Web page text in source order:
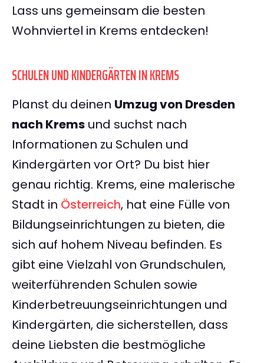
Lass uns gemeinsam die besten
Wohnviertel in Krems entdecken!
SCHULEN UND KINDERGÄRTEN IN KREMS
Planst du deinen Umzug von Dresden
nach Krems und suchst nach
Informationen zu Schulen und
Kindergärten vor Ort? Du bist hier
genau richtig. Krems, eine malerische
Stadt in Österreich, hat eine Fülle von
Bildungseinrichtungen zu bieten, die
sich auf hohem Niveau befinden. Es
gibt eine Vielzahl von Grundschulen,
weiterführenden Schulen sowie
Kinderbetreuungseinrichtungen und
Kindergärten, die sicherstellen, dass
deine Liebsten die bestmögliche